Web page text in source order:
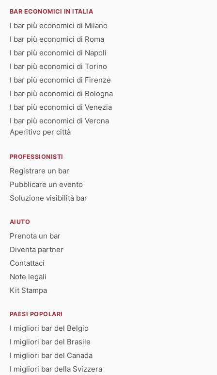
BAR ECONOMICI IN ITALIA
I bar più economici di Milano
I bar più economici di Roma
I bar più economici di Napoli
I bar più economici di Torino
I bar più economici di Firenze
I bar più economici di Bologna
I bar più economici di Venezia
I bar più economici di Verona
Aperitivo per città
PROFESSIONISTI
Registrare un bar
Pubblicare un evento
Soluzione visibilità bar
AIUTO
Prenota un bar
Diventa partner
Contattaci
Note legali
Kit Stampa
PAESI POPOLARI
I migliori bar del Belgio
I migliori bar del Brasile
I migliori bar del Canada
I migliori bar della Svizzera